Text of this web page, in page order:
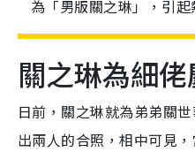
為「男版關之琳」，引起
關之琳為細
日前，關之琳就為弟弟關
出兩人的合照，相中可見